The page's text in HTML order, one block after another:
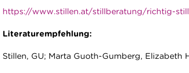
https://www.stillen.at/stillberatung/richtig-
Literaturempfehlung:
Stillen, GU; Marta Guoth-Gumberg, Elizabeth